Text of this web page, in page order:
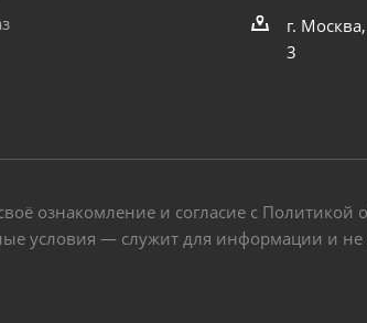
г.
3
ознакомление и согласие с Политикой
условия — служит для информации и не